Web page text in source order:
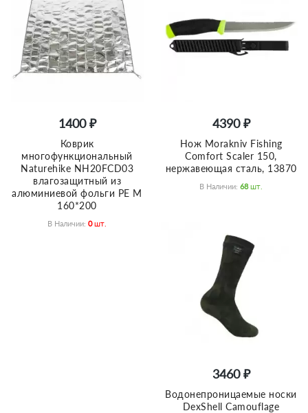
1400 ₽
Коврик
многофункциональный
Naturehike NH20FCD03
влагозащитный из
алюминиевой фольги PE M
160*200
В Наличии: 0 Шт.
4390 ₽
Нож Morakniv Fishing
Comfort Scaler 150,
нержавеющая сталь, 13870
В Наличии: 68 Шт.
3460 ₽
Водонепроницаемые носки
DexShell Camouflage